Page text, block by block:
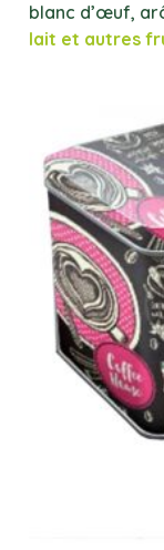
blanc d’œuf,
lait et autres